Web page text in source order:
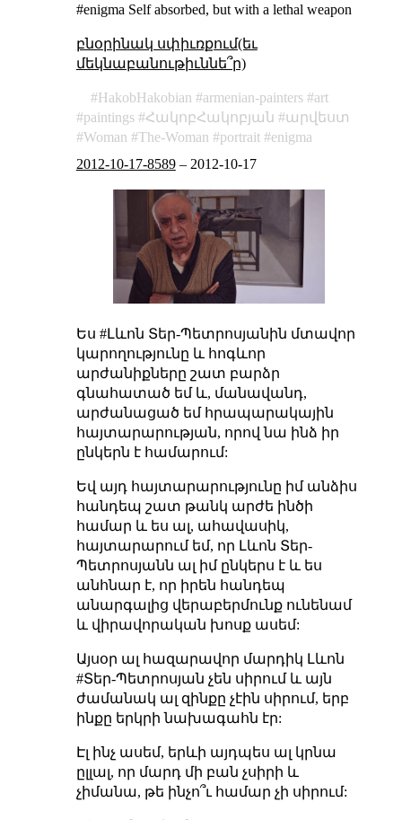
#enigma Self absorbed, but with a lethal weapon
բնօրինակ սփիւռքում(եւ
մեկնաբանութիւննե՞ր)
HakobHakobian armenian-painters
art
paintings
ՀակոբՀակոբյան
արվեստ
Woman
The-Woman portrait
enigma
2012-10-17-8589– 2012-10-17
Ես #Լևոն Տեր-Պետրոսյանին մտավոր
կարողությունը և հոգևոր
արժանիքները շատ բարձր
գնահատած եմ և, մանավանդ,
արժանացած եմ հրապարակային
հայտարարության, որով նա ինձ իր
ընկերն է համարում:
Եվ այդ հայտարարությունը իմ անձիս
հանդեպ շատ թանկ արժե ինծի
համար և ես ալ, ահավասիկ,
հայտարարում եմ, որ Լևոն Տեր-
Պետրոսյանն ալ իմ ընկերս է և ես
անհնար է, որ իրեն հանդեպ
անարգալից վերաբերմունք ունենամ
և վիրավորական խոսք ասեմ:
Այսօր ալ հազարավոր մարդիկ Լևոն
#Տեր-Պետրոսյան չեն սիրում և այն
ժամանակ ալ զինքը չէին սիրում, երբ
ինքը երկրի նախագահն էր:
Էլ ինչ ասեմ, երևի այդպես ալ կրնա
ըլլալ, որ մարդ մի բան չսիրի և
չիմանա, թե ինչո՞ւ համար չի սիրում: